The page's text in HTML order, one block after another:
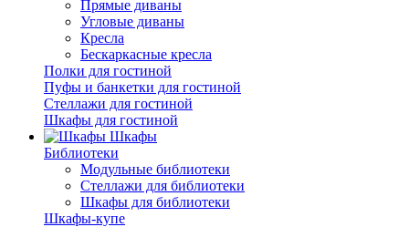
Прямые диваны
Угловые диваны
Кресла
Бескаркасные кресла
Полки для гостиной
Пуфы и банкетки для гостиной
Стеллажи для гостиной
Шкафы для гостиной
Шкафы
Библиотеки
Модульные библиотеки
Стеллажи для библиотеки
Шкафы для библиотеки
Шкафы-купе